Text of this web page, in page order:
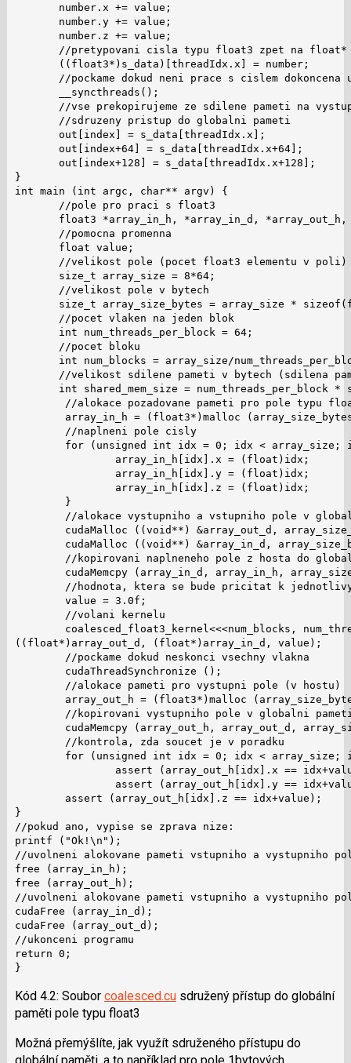
       number.x += value;
       number.y += value;
       number.z += value;
//pretypovani cisla typu float3 zpet na float*
       ((float3*)s_data)[threadIdx.x] = number;
//pockame dokud neni prace s cislem dokoncena
       __syncthreads();
//vse prekopirujeme ze sdilene pameti na
       //sdruzeny pristup do globalni pameti
       out[index] = s_data[threadIdx.x];
       out[index+64] = s_data[threadIdx.x+64];
       out[index+128] = s_data[threadIdx.x+128];
}
int main (int argc, char** argv) {
       //pole pro praci s float3
float3 *array_in_h, *array_in_d, *array_out_h,
       //pomocna promenna
       float value;
       //velikost pole (pocet float3 elementu v poli)
       size_t array_size = 8*64;
       //velikost pole v bytech
size_t array_size_bytes = array_size *
       //pocet vlaken na jeden blok
       int num_threads_per_block = 64;
       //pocet bloku
int num_blocks = array_size/
//velikost sdilene pameti v bytech (sdilena
int shared_mem_size = num_threads_per_block *
//alokace pozadovane pameti pro pole typu
array_in_h = (float3*)malloc
        //naplneni pole cisly
for (unsigned int idx = 0; idx < array_size;
                array_in_h[idx].x = (float)idx;
                array_in_h[idx].y = (float)idx;
                array_in_h[idx].z = (float)idx;
        }
//alokace vystupniho a vstupniho pole v
cudaMalloc ((void**) &array_out_d,
cudaMalloc ((void**) &array_in_d,
//kopirovani naplneneho pole z hosta do
cudaMemcpy (array_in_d, array_in_h,
//hodnota, ktera se bude pricitat k
        value = 3.0f;
        //volani kernelu
coalesced_float3_kernel<<<num_blocks,
((float*)array_out_d, (float*)array_in_d, value);
        //pockame dokud neskonci vsechny vlakna
        cudaThreadSynchronize ();
        //alokace pameti pro vystupni pole (v hostu)
array_out_h = (float3*)malloc
//kopirovani vystupniho pole v globalni
cudaMemcpy (array_out_h, array_out_d,
        //kontrola, zda soucet je v poradku
for (unsigned int idx = 0; idx < array_size;
assert (array_out_h[idx].x ==
assert (array_out_h[idx].y ==
        assert (array_out_h[idx].z == idx+value);
}
//pokud ano, vypise se zprava nize:
printf ("Ok!\n");
//uvolneni alokovane pameti vstupniho a vystupniho
free (array_in_h);
free (array_out_h);
//uvolneni alokovane pameti vstupniho a vystupniho
cudaFree (array_in_d);
cudaFree (array_out_d);
//ukonceni programu
return 0;
}
Kód 4.2: Soubor coalesced.cusdružený přístup do globální
paměti pole typu float3
Možná přemýšlíte, jak využít sdruženého přístupu do
globální paměti, a to například pro pole 1bytových